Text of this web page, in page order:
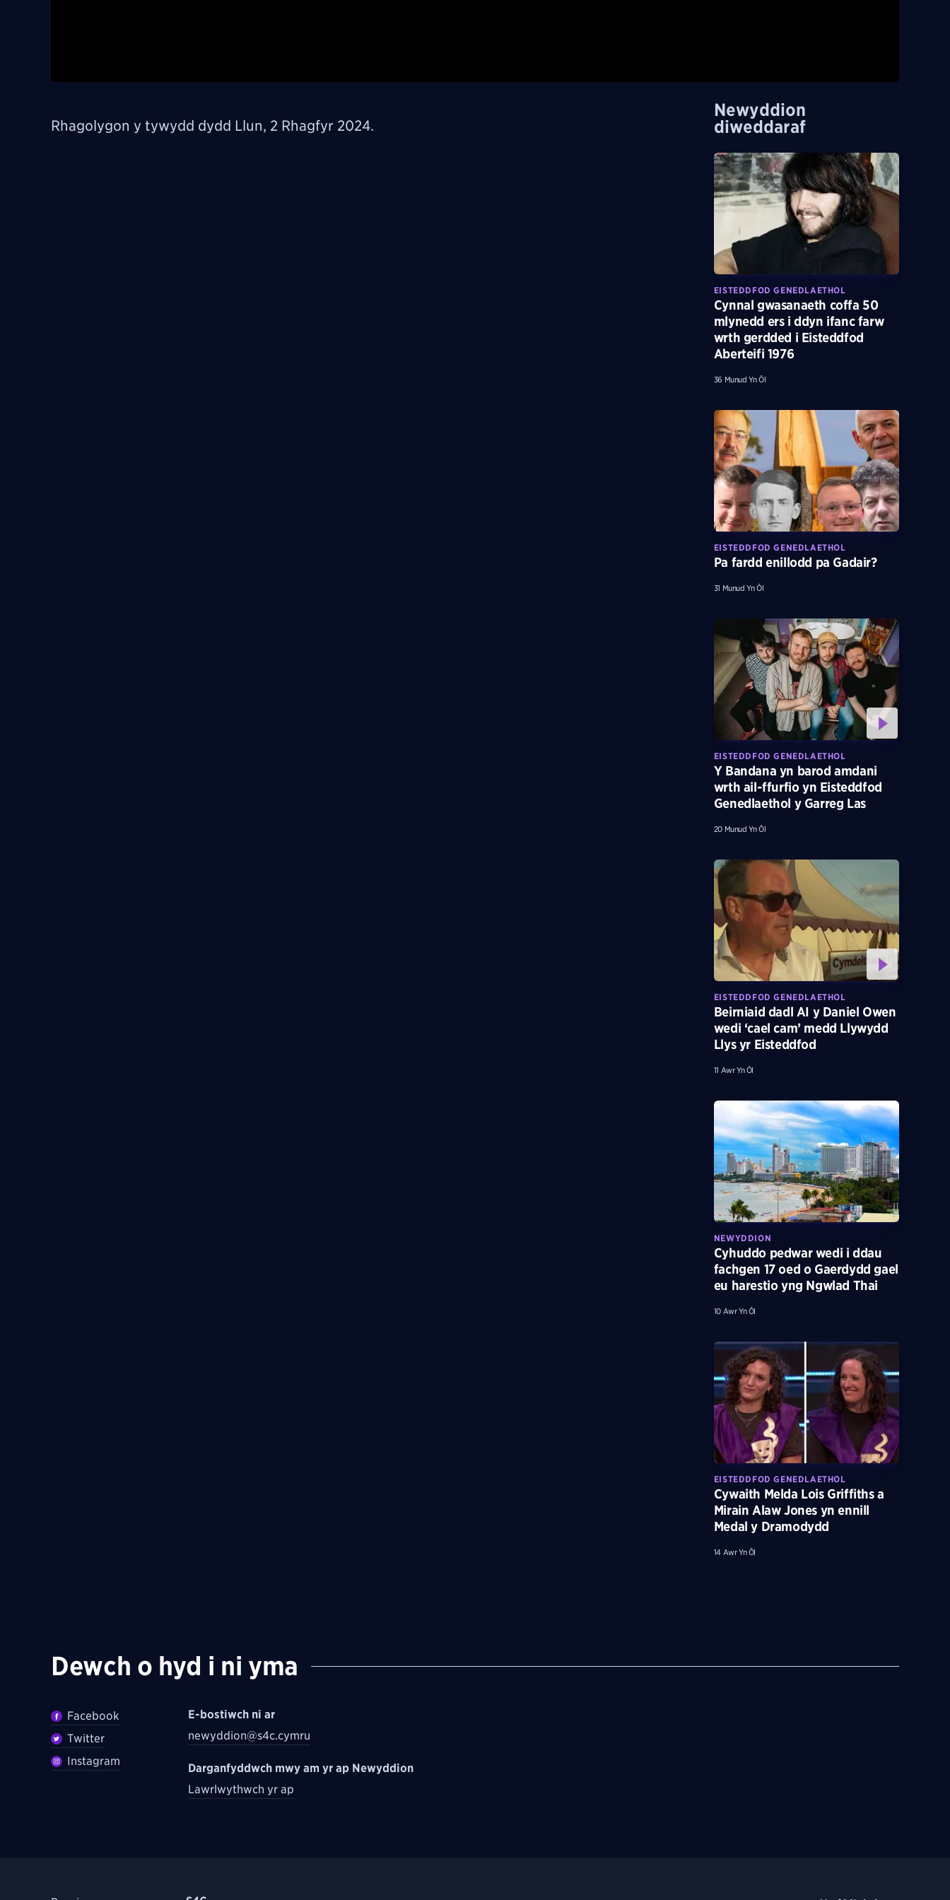
Rhagolygon y tywydd dydd Llun, 2 Rhagfyr 2024.
Newyddion
diweddaraf
EISTEDDFOD GENEDLAETHOL
Cynnal gwasanaeth coffa 50
mlynedd ers i ddyn ifanc farw
wrth gerdded i Eisteddfod
Aberteifi 1976
36 Munud Yn Ôl
EISTEDDFOD GENEDLAETHOL
Pa fardd enillodd pa Gadair?
31 Munud Yn Ôl
EISTEDDFOD GENEDLAETHOL
Y Bandana yn barod amdani
wrth ail-ffurfio yn Eisteddfod
Genedlaethol y Garreg Las
20 Munud Yn Ôl
EISTEDDFOD GENEDLAETHOL
Beirniaid dadl AI y Daniel Owen
wedi ‘cael cam’ medd Llywydd
Llys yr Eisteddfod
11 Awr Yn Ôl
NEWYDDION
Cyhuddo pedwar wedi i ddau
fachgen 17 oed o Gaerdydd gael
eu harestio yng Ngwlad Thai
10 Awr Yn Ôl
EISTEDDFOD GENEDLAETHOL
Cywaith Melda Lois Griffiths a
Mirain Alaw Jones yn ennill
Medal y Dramodydd
14 Awr Yn Ôl
Dewch o hyd i ni yma
Facebook
Twitter
Instagram
E-bostiwch ni ar
newyddion@s4c.cymru
Darganfyddwch mwy am yr ap Newyddion
Lawrlwythwch yr ap